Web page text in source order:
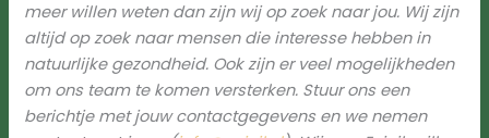
meer willen weten dan zijn wij op zoek naar jou. Wij zijn
altijd op zoek naar mensen die interesse hebben in
natuurlijke gezondheid. Ook zijn er veel mogelijkheden
om ons team te komen versterken. Stuur ons een
berichtje met jouw contactgegevens en we nemen